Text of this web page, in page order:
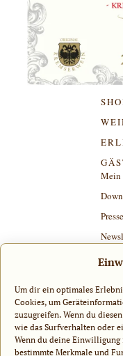
Um dir ein optimales
Cookies, um
zuzugreifen. Wenn du
wie das Surfverhalten oder
Wenn du deine
bestimmte Merkmale und
Mein
Presse
AGB